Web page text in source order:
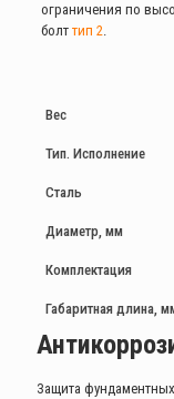
ограничения по
болт тип 2.
Вес
Тип. Исполнение
Сталь
Диаметр, мм
Комплектация
Габаритная длина,
Защита